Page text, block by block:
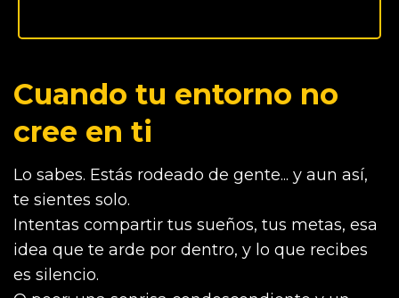
Cuando tu entorno no
cree en ti
Lo sabes. Estás rodeado de gente... y aun así,
te sientes solo.
Intentas compartir tus sueños, tus metas, esa
idea que te arde por dentro, y lo que recibes
es silencio.